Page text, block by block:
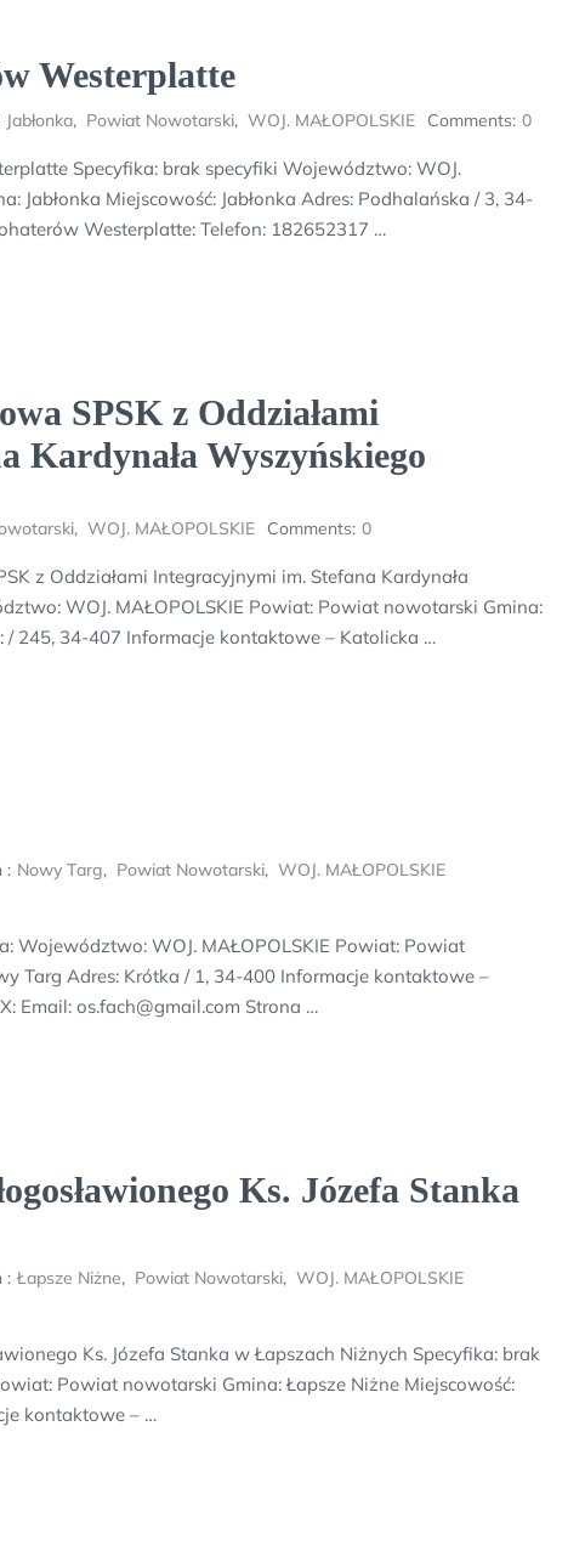
Westerplatte
Jabłonka, Powiat Nowotarski, WOJ. MAŁOPOLSKIE Comments: 0
Specyfika: brak specyfiki Województwo: WOJ.
Jabłonka Miejscowość: Jabłonka Adres: Podhalańska / 3, 34-
Westerplatte: Telefon: 182652317 …
SPSK z Oddziałami
Kardynała Wyszyńskiego
, WOJ. MAŁOPOLSKIE Comments: 0
z Oddziałami Integracyjnymi im. Stefana Kardynała
WOJ. MAŁOPOLSKIE Powiat: Powiat nowotarski Gmina:
/ 245, 34-407 Informacje kontaktowe – Katolicka …
: Nowy Targ, Powiat Nowotarski, WOJ. MAŁOPOLSKIE
Województwo: WOJ. MAŁOPOLSKIE Powiat: Powiat
Targ Adres: Krótka / 1, 34-400 Informacje kontaktowe –
Email: os.fach@gmail.com Strona …
Ks. Józefa Stanka
: Łapsze Niżne, Powiat Nowotarski, WOJ. MAŁOPOLSKIE
Ks. Józefa Stanka w Łapszach Niżnych Specyfika: brak
Powiat nowotarski Gmina: Łapsze Niżne Miejscowość:
kontaktowe – …